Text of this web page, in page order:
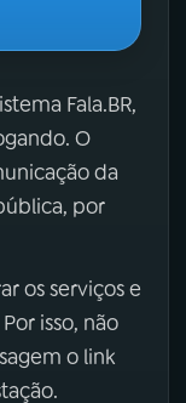
Fala.BR,
O
da
por
os serviços e
isso, não
o link